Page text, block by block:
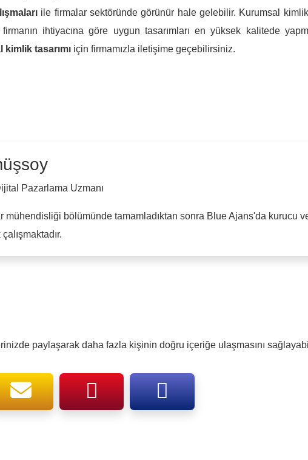
ile firmalar sektöründe görünür hale gelebilir. Kurumsal kimlik
ihtiyacına göre uygun tasarımları en yüksek kalitede
kimlik tasarımı için firmamızla iletişime geçebilirsiniz.
Pazarlama Uzmanı
mühendisliği bölümünde tamamladıktan sonra Blue Ajans'da kurucu
paylaşarak daha fazla kişinin doğru içeriğe ulaşmasını